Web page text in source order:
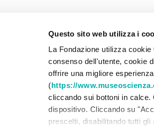
Questo sito web utilizza i
La Fondazione utilizza
consenso dell'utente, cookie
offrire una migliore
(https://
cliccando sui bottoni in
dispositivo. Cliccando su
prescelti, disabilitando tutti